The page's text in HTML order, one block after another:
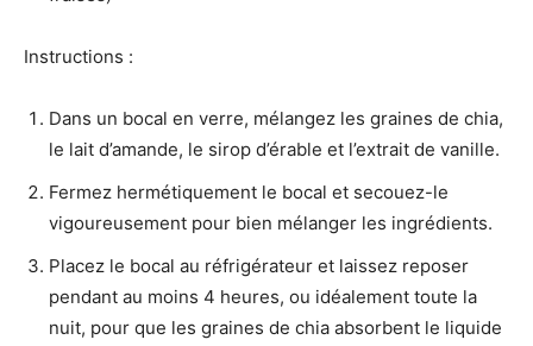
Instructions :
Dans un bocal en verre, mélangez les graines de chia,
le lait d’amande, le sirop d’érable et l’extrait de vanille.
Fermez hermétiquement le bocal et secouez-le
vigoureusement pour bien mélanger les ingrédients.
Placez le bocal au réfrigérateur et laissez reposer
pendant au moins 4 heures, ou idéalement toute la
nuit, pour que les graines de chia absorbent le liquide